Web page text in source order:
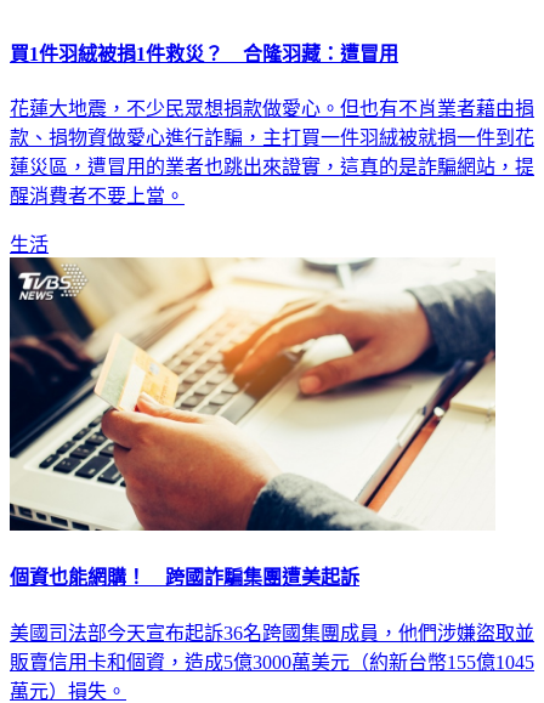
買1件羽絨被捐1件救災？ 合隆羽藏：遭冒用
花蓮大地震，不少民眾想捐款做愛心。但也有不肖業者藉由捐
款、捐物資做愛心進行詐騙，主打買一件羽絨被就捐一件到花
蓮災區，遭冒用的業者也跳出來證實，這真的是詐騙網站，提
醒消費者不要上當。
生活
個資也能網購！ 跨國詐騙集團遭美起訴
美國司法部今天宣布起訴36名跨國集團成員，他們涉嫌盜取並
販賣信用卡和個資，造成5億3000萬美元（約新台幣155億1045
萬元）損失。